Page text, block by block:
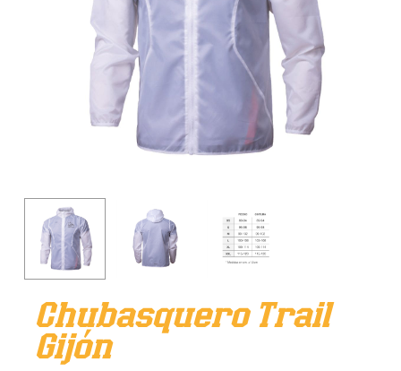
Chubasquero Trail
Gijón